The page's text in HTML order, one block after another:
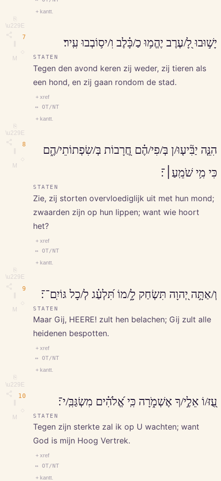
⎘
\u229E
M
+ kantt.
7
⎘
\u229E
M
יָשׁ֣וּבוּ לָ֭/עֶרֶב יֶהֱמ֥וּ כַ/כָּ֗לֶב וִ/יס֥וֹבְבוּ עִֽיר׃
STATEN
Tegen den avond keren zij weder, zij tieren als
een hond, en zij gaan rondom de stad.
+ xref
↔ OT/NT
+ kantt.
8
⎘
\u229E
M
הִנֵּ֤ה יַבִּ֘יע֤וּ/ן בְּ/פִי/הֶ֗ם חֲ֭רָבוֹת בְּ/שִׂפְתוֹתֵי/הֶ֑ם
כִּי מִ֥י שֹׁמֵֽעַ׀־׃
STATEN
Zie, zij storten overvloediglijk uit met hun mond;
zwaarden zijn op hun lippen; want wie hoort
het?
+ xref
↔ OT/NT
+ kantt.
9
⎘
\u229E
M
וְ/אַתָּ֣ה יְ֭הוָה תִּשְׂחַק לָ֑/מוֹ תִּ֝לְעַ֗ג לְ/כָל גּוֹיִֽם־־׃
STATEN
Maar Gij, HEERE! zult hen belachen; Gij zult alle
heidenen bespotten.
+ xref
↔ OT/NT
+ kantt.
10 עֻ֭זּ/וֹ אֵלֶ֣י/ךָ אֶשְׁמֹ֑רָה כִּֽי אֱ֝לֹהִ֗ים מִשְׂגַּבִּֽ/י־׃
STATEN
Tegen zijn sterkte zal ik op U wachten; want
God is mijn Hoog Vertrek.
+ xref
↔ OT/NT
+ kantt.